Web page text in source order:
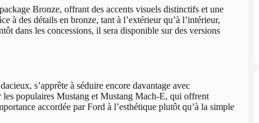
Bronze, offrant des accents visuels distinctifs et une
à des détails en bronze, tant à l’extérieur qu’à l’intérieur,
dans les concessions, il sera disponible sur des versions
s’apprête à séduire encore davantage avec
populaires Mustang et Mustang Mach-E, qui offrent
accordée par Ford à l’esthétique plutôt qu’à la simple